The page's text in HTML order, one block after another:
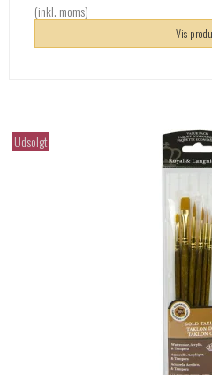
(inkl. moms)
Vis
Udsolgt